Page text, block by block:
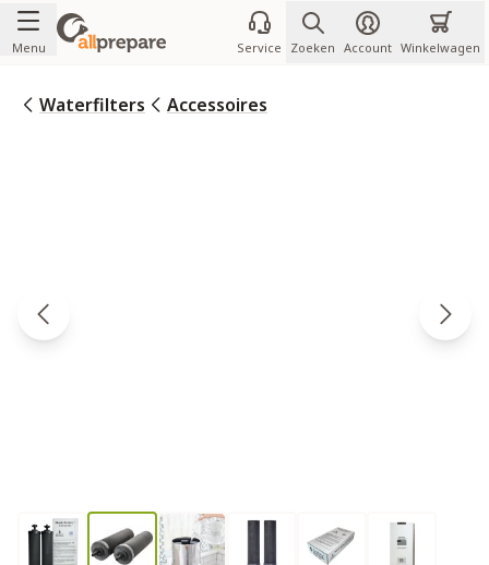
Ga naar de inhoud
Menu Service Zoeken Account Winkelwagen
Waterfilters Accessoires